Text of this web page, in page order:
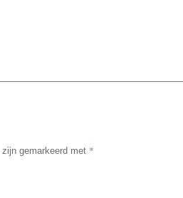
gemarkeerd met *